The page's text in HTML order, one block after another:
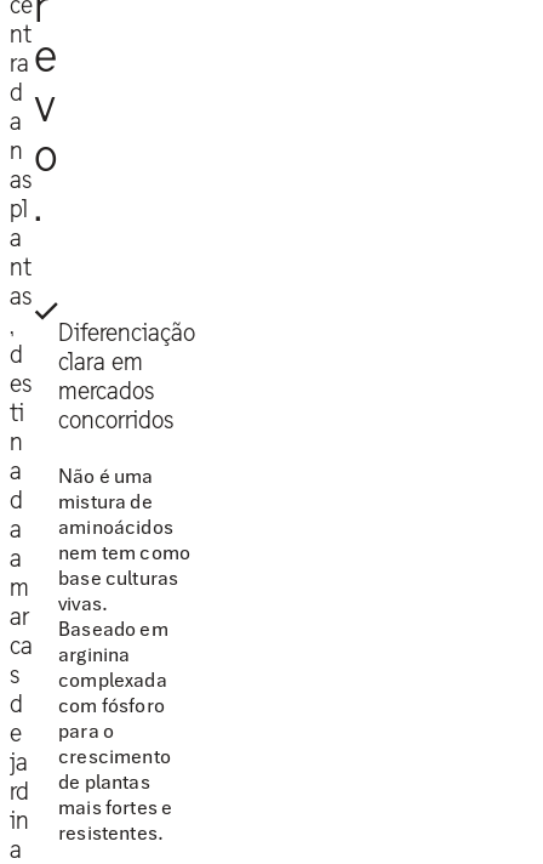
nt
ra
d
a
n
as
pl
a
nt
as
,
d
es
ti
n
a
d
a
a
m
ar
ca
s
d
e
ja
rd
in
a
e
v
o
.
Diferenciação
clara em
mercados
concorridos
Não é uma
mistura de
aminoácidos
nem tem como
base culturas
vivas.
Baseado em
arginina
complexada
com fósforo
para o
crescimento
de plantas
mais fortes e
resistentes.